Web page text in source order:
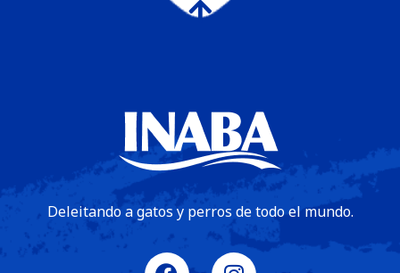
Deleitando a gatos y perros de todo el mundo.